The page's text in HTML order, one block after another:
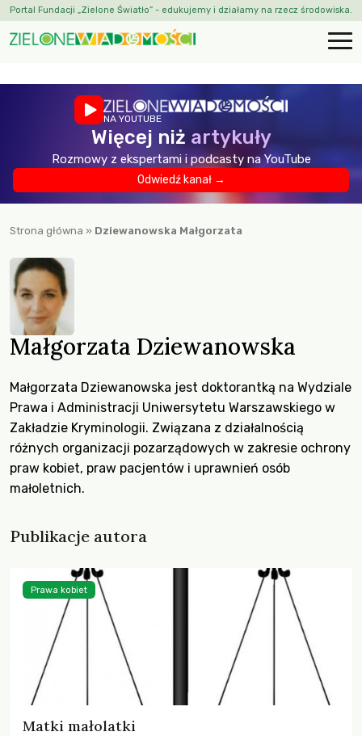
Portal Fundacji „Zielone Światło” - edukujemy i działamy na rzecz środowiska.
NA YOUTUBE
Więcej niż artykuły
Rozmowy z ekspertami i podcasty na YouTube
Odwiedź kanał →
Strona główna » Dziewanowska Małgorzata
Małgorzata Dziewanowska
Małgorzata Dziewanowska jest doktorantką na Wydziale
Prawa i Administracji Uniwersytetu Warszawskiego w
Zakładzie Kryminologii. Związana z działalnością
różnych organizacji pozarządowych w zakresie ochrony
praw kobiet, praw pacjentów i uprawnień osób
małoletnich.
Publikacje autora
Matki małolatki
Prawa kobiet